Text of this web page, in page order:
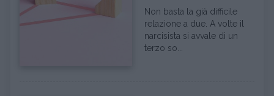
Non basta la già difficile
relazione a due. A volte il
narcisista si avvale di un
terzo so...